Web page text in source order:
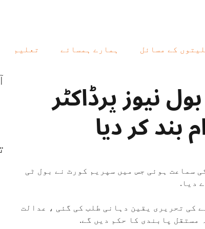
کے مسائل ہمارے ہمسائے تعلیم
نیوز پرڈاکٹر
کر دیا
سماعت ہوئی جس میں سپریم کورٹ نے بول ٹی
دیا.
کی تحریری یقین دہانی طلب کی گئی ، عدالت
مستقل پابندی کا حکم دیں گے.